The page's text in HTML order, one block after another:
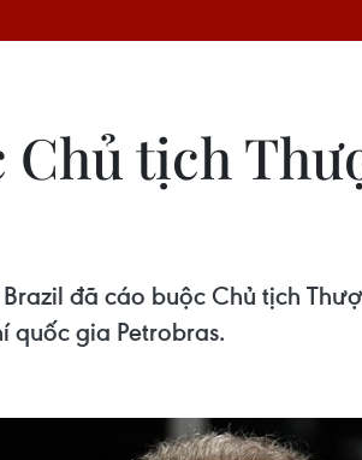
Chủ tịch
đã cáo buộc Chủ tịch
quốc gia Petrobras.